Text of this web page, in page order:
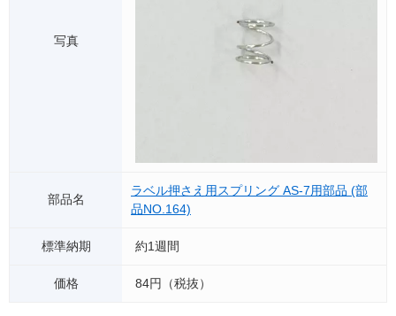
ラベル押さえ用スプリング AS-7用部品 (部
品NO.164)
約1週間
84円（税抜）